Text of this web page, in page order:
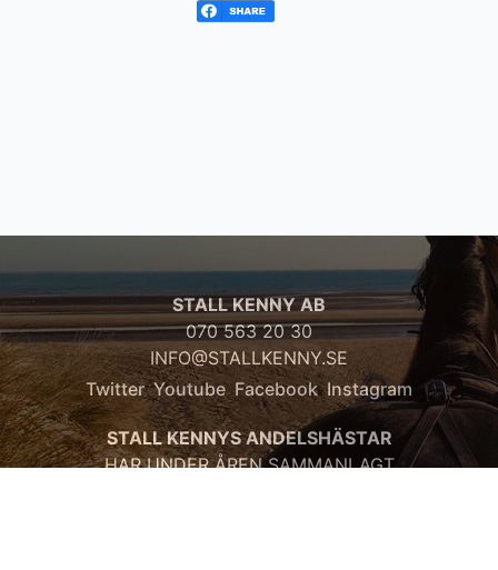
STALL KENNY AB
070 563 20 30
INFO@STALLKENNY.SE
Twitter Youtube Facebook Instagram
STALL KENNYS ANDELSHÄSTAR
HAR UNDER ÅREN SAMMANLAGT